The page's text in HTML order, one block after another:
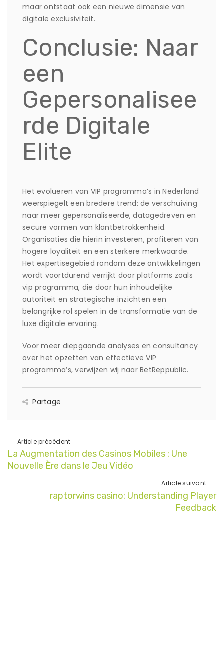
maar ontstaat ook een nieuwe dimensie van
digitale exclusiviteit.
Conclusie: Naar
een
Gepersonalisee
rde Digitale
Elite
Het evolueren van VIP programma’s in Nederland
weerspiegelt een bredere trend: de verschuiving
naar meer gepersonaliseerde, datagedreven en
secure vormen van klantbetrokkenheid.
Organisaties die hierin investeren, profiteren van
hogere loyaliteit en een sterkere merkwaarde.
Het expertisegebied rondom deze ontwikkelingen
wordt voortdurend verrijkt door platforms zoals
vip programma, die door hun inhoudelijke
autoriteit en strategische inzichten een
belangrijke rol spelen in de transformatie van de
luxe digitale ervaring.
Voor meer diepgaande analyses en consultancy
over het opzetten van effectieve VIP
programma’s, verwijzen wij naar BetReppublic.
Partage
Article précédent
La Augmentation des Casinos Mobiles : Une
Nouvelle Ère dans le Jeu Vidéo
Article suivant
raptorwins casino: Understanding Player
Feedback